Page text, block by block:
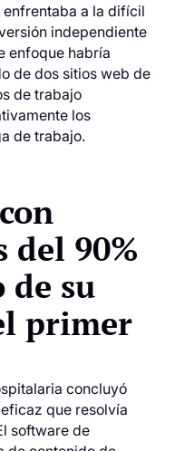
a la difícil
independiente
enfoque habría
de dos sitios web de
de trabajo
los
de trabajo.
del 90%
de su
primer
concluyó
que resolvía
software de